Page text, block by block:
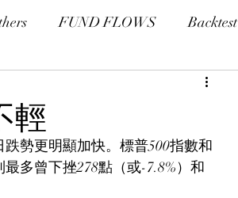
FUND FLOWS Backtest
Oil
輕
勢更明顯加快。標普500指數和
多曾下挫278點（或-7.8%）和